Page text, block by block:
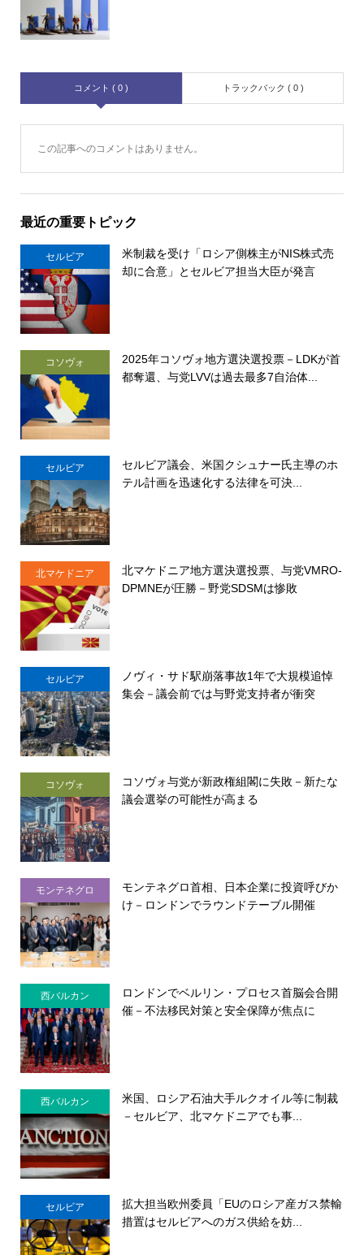
コメント ( 0 ) トラックバック ( 0 )
この記事へのコメントはありません。
最近の重要トピック
セルビア
米制裁を受け「ロシア側株主がNIS株式売
却に合意」とセルビア担当大臣が発言
コソヴォ
2025年コソヴォ地方選決選投票－LDKが首
都奪還、与党LVVは過去最多7自治体...
セルビア
セルビア議会、米国クシュナー氏主導のホ
テル計画を迅速化する法律を可決...
北マケドニア
北マケドニア地方選決選投票、与党VMRO-
DPMNEが圧勝－野党SDSMは惨敗
セルビア
ノヴィ・サド駅崩落事故1年で大規模追悼
集会－議会前では与野党支持者が衝突
コソヴォ
コソヴォ与党が新政権組閣に失敗－新たな
議会選挙の可能性が高まる
モンテネグロ
モンテネグロ首相、日本企業に投資呼びか
け－ロンドンでラウンドテーブル開催
西バルカン
ロンドンでベルリン・プロセス首脳会合開
催－不法移民対策と安全保障が焦点に
西バルカン
米国、ロシア石油大手ルクオイル等に制裁
－セルビア、北マケドニアでも事...
セルビア
拡大担当欧州委員「EUのロシア産ガス禁輸
措置はセルビアへのガス供給を妨...